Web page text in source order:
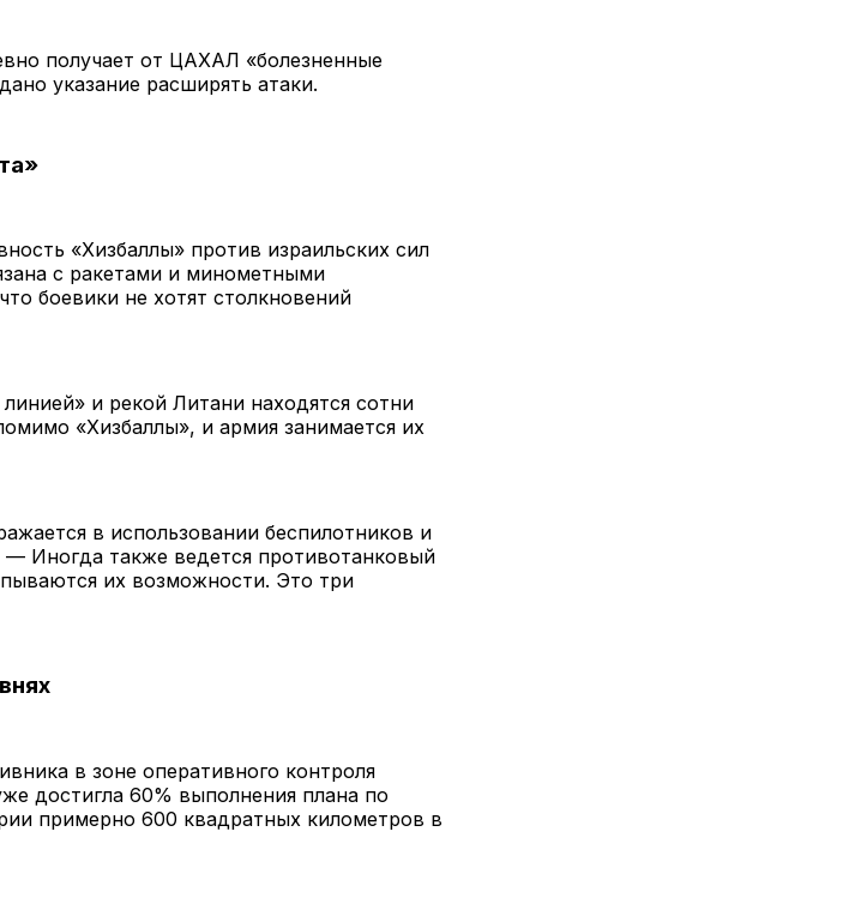
получает от ЦАХАЛ «болезненные
указание расширять атаки.
«Хизбаллы» против израильских сил
с ракетами и минометными
боевики не хотят столкновений
и рекой Литани находятся сотни
«Хизбаллы», и армия занимается их
в использовании беспилотников и
Иногда также ведется противотанковый
их возможности. Это три
в зоне оперативного контроля
достигла 60% выполнения плана по
примерно 600 квадратных километров в